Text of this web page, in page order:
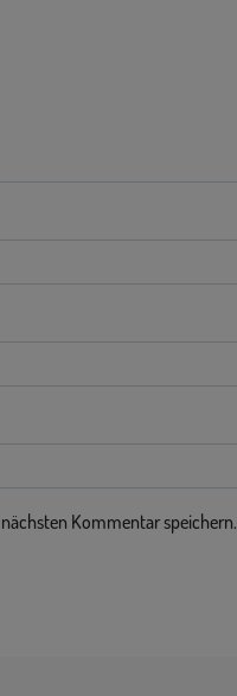
Kommentar speichern.